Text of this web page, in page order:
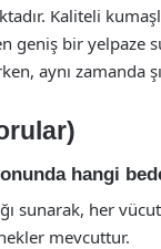
Kaliteli
geniş bir yelpaze
aynı zamanda
hangi
sunarak, her
mevcuttur.